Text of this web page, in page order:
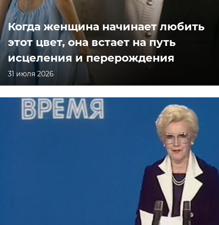
Когда женщина начинает любить
этот цвет, она встает на путь
исцеления и перерождения
31 июля 2026